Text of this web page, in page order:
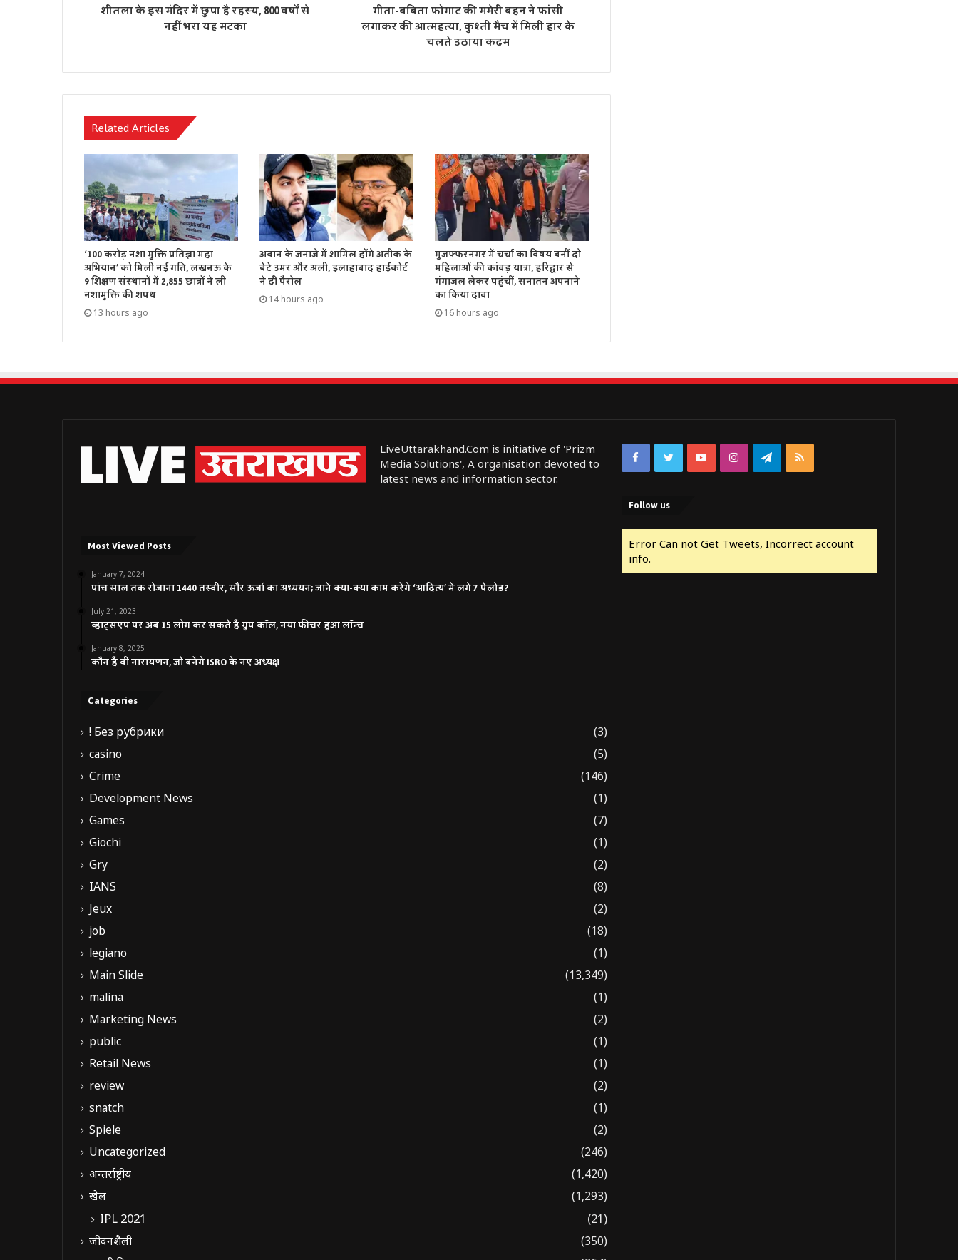
शीतला के इस मंदिर में छुपा है रहस्य, 800 वर्षों से
नहीं भरा यह मटका
गीता-बबिता फोगाट की ममेरी बहन ने फांसी
लगाकर की आत्महत्या, कुश्ती मैच में मिली हार के
चलते उठाया कदम
Related Articles
‘100 करोड़ नशा मुक्ति प्रतिज्ञा महा
अभियान’ को मिली नई गति, लखनऊ के
9 शिक्षण संस्थानों में 2,855 छात्रों ने ली
नशामुक्ति की शपथ
13 hours ago
अबान के जनाजे में शामिल होंगे अतीक के
बेटे उमर और अली, इलाहाबाद हाईकोर्ट
ने दी पैरोल
14 hours ago
मुजफ्फरनगर में चर्चा का विषय बनीं दो
महिलाओं की कांवड़ यात्रा, हरिद्वार से
गंगाजल लेकर पहुंचीं, सनातन अपनाने
का किया दावा
16 hours ago
LiveUttarakhand.Com is initiative of 'Prizm
Media Solutions', A organisation devoted to
latest news and information sector.
Most Viewed Posts
January 7, 2024
पांच साल तक रोजाना 1440 तस्वीर, सौर ऊर्जा का अध्ययन; जानें क्या-क्या काम करेंगे ‘आदित्य’ में लगे 7 पेलोड?
July 21, 2023
व्हाट्सएप पर अब 15 लोग कर सकते हैं ग्रुप कॉल, नया फीचर हुआ लॉन्च
January 8, 2025
कौन हैं वी नारायणन, जो बनेंगे ISRO के नए अध्यक्ष
Categories
! Без рубрики
(3)
casino
(5)
Crime
(146)
Development News
(1)
Games
(7)
Giochi
(1)
Gry
(2)
IANS
(8)
Jeux
(2)
job
(18)
legiano
(1)
Main Slide
(13,349)
malina
(1)
Marketing News
(2)
public
(1)
Retail News
(1)
review
(2)
snatch
(1)
Spiele
(2)
Uncategorized
(246)
अन्तर्राष्ट्रीय
(1,420)
खेल
(1,293)
IPL 2021 (21)
जीवनशैली
(350)
FacebookTwitterYouTubeInstagramTelegram
RSS
Follow us
Error Can not Get Tweets, Incorrect account
info.